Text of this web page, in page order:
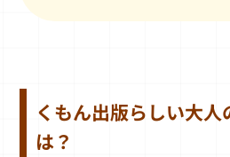
くもん出版らしい大人
は？